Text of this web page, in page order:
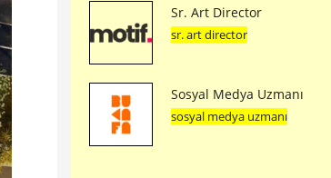
Sr. Art Director
sr. art director
Sosyal Medya Uzmanı
sosyal medya uzmanı